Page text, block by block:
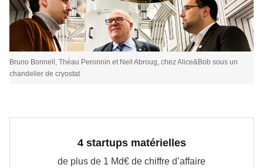
Bruno Bonnell, Théau Peronnin et Neil Abroug, chez Alice&Bob sous un
chandelier de cryostat
4 startups matérielles
de plus de 1 Md€ de chiffre d’affaire